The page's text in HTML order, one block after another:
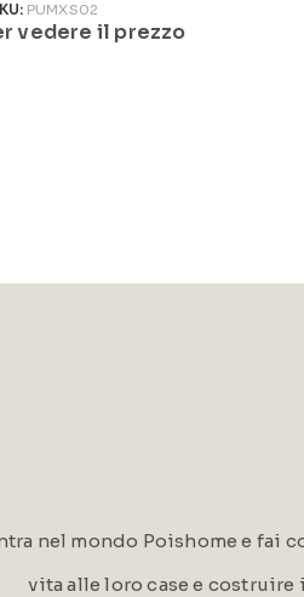
PUMXS02
vedere il prezzo
nel mondo Poishome e fai
vita alle loro case e